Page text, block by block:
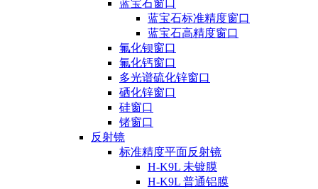
蓝宝石窗口
蓝宝石标准精度窗口
蓝宝石高精度窗口
氟化钡窗口
氟化钙窗口
多光谱硫化锌窗口
硒化锌窗口
硅窗口
锗窗口
反射镜
标准精度平面反射镜
H-K9L 未镀膜
H-K9L 普通铝膜